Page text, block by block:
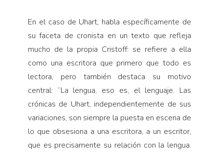
En el caso de Uhart, habla específicamente de
su faceta de cronista en un texto que refleja
mucho de la propia Cristoff: se refiere a ella
como una escritora que primero que todo es
lectora, pero también destaca su motivo
central: “La lengua, eso es, el lenguaje. Las
crónicas de Uhart, independientemente de sus
variaciones, son siempre la puesta en escena de
lo que obsesiona a una escritora, a un escritor,
que es precisamente su relación con la lengua.